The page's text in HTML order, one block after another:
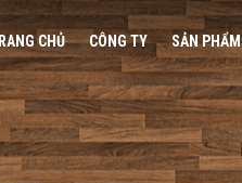
CHỦ CÔNG TY SẢN PHẨM